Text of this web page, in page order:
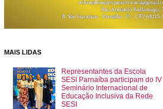
MAIS LIDAS
Representantes da Escola
SESI Parnaíba participam do IV
Seminário Internacional de
Educação Inclusiva da Rede
SESI